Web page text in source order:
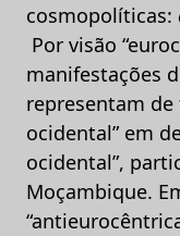
cosmopolíticas:
Por visão
manifestações
representam
ocidental” em
ocidental”,
Moçambique.